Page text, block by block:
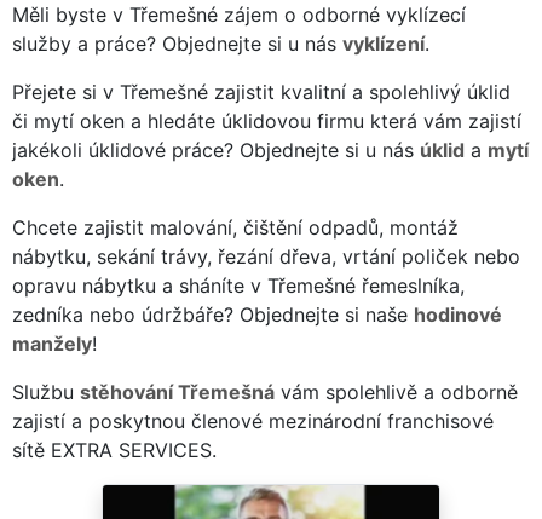
Měli byste v Třemešné zájem o odborné vyklízecí
služby a práce? Objednejte si u nás vyklízení.
Přejete si v Třemešné zajistit kvalitní a spolehlivý úklid
či mytí oken a hledáte úklidovou firmu která vám zajistí
jakékoli úklidové práce? Objednejte si u nás úklid a mytí
oken.
Chcete zajistit malování, čištění odpadů, montáž
nábytku, sekání trávy, řezání dřeva, vrtání poliček nebo
opravu nábytku a sháníte v Třemešné řemeslníka,
zedníka nebo údržbáře? Objednejte si naše hodinové
manžely!
Službu stěhování Třemešná vám spolehlivě a odborně
zajistí a poskytnou členové mezinárodní franchisové
sítě EXTRA SERVICES.